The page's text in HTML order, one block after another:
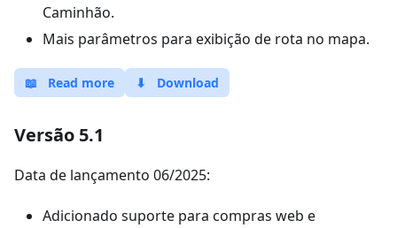
Caminhão.
Mais parâmetros para exibição de rota no mapa.
📖 Read more ⬇ Download
Versão 5.1
Data de lançamento 06/2025:
Adicionado suporte para compras web e